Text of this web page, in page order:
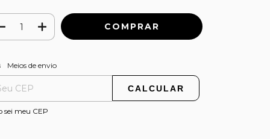
para o CEP:
Meios de envio
CALCULAR
sei meu CEP